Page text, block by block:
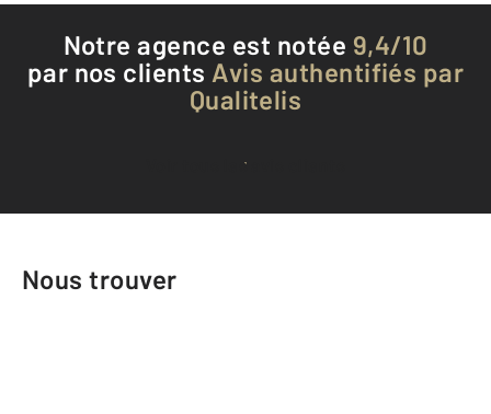
Notre agence est notée 9,4/10
par nos clients Avis authentifiés par
Qualitelis
Voir tous les avis clients
Nous trouver